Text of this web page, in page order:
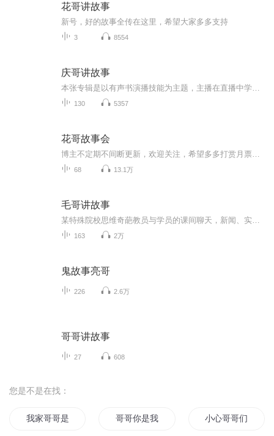
花哥讲故事
新号，好的故事全传在这里，希望大家多多支持
3 8554
庆哥讲故事
130 5357
花哥故事会
68 13.1万
毛哥讲故事
163 2万
鬼故事亮哥
226 2.6万
哥哥讲故事
27 608
您是不是在找：
我家哥哥是神仙 哥哥你是我的 小心哥哥们